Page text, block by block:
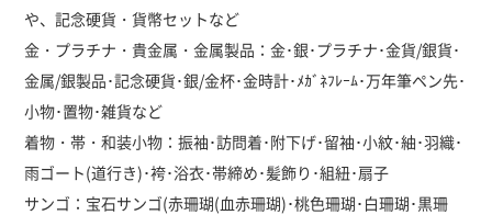
や、記念硬貨・貨幣セットなど
金・プラチナ・貴金属・金属製品：金･銀･プラチナ･金貨/銀貨･
金属/銀製品･記念硬貨･銀/金杯･金時計･ﾒｶﾞﾈﾌﾚｰﾑ･万年筆ペン先･
小物･置物･雑貨など
着物・帯・和装小物：振袖･訪問着･附下げ･留袖･小紋･紬･羽織･
雨ゴート(道行き)･袴･浴衣･帯締め･髪飾り･組紐･扇子
サンゴ：宝石サンゴ(赤珊瑚(血赤珊瑚)･桃色珊瑚･白珊瑚･黒珊